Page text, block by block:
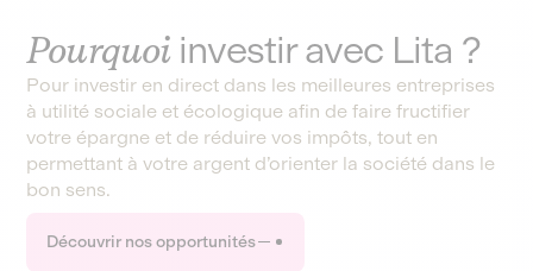
Pourquoi investir avec Lita ?
Pour investir en direct dans les meilleures entreprises
à utilité sociale et écologique afin de faire fructifier
votre épargne et de réduire vos impôts, tout en
permettant à votre argent d’orienter la société dans le
bon sens.
Découvrir nos opportunités